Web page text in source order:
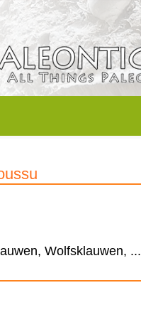
Wolfsklauwen, ...